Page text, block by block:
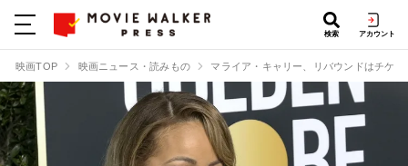
検索 アカウント
映画TOP 映画ニュース・読みもの マライア・キャリー、リバウンドはチケ